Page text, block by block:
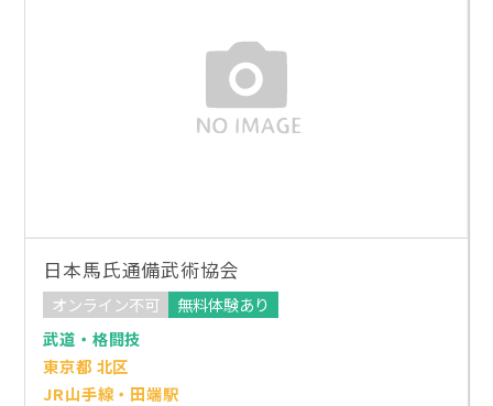
日本馬氏通備武術協会
オンライン不可
無料体験あり
武道・格闘技
東京都 北区
JR山手線・田端駅